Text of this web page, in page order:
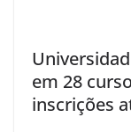
em 28
inscrições